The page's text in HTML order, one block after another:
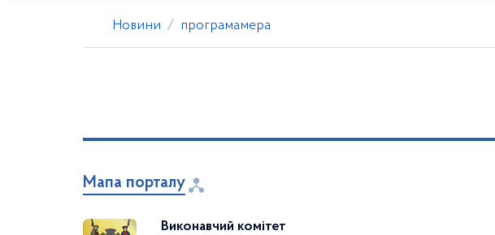
Новини програмамера
Мапа порталу
Виконавчий комітет